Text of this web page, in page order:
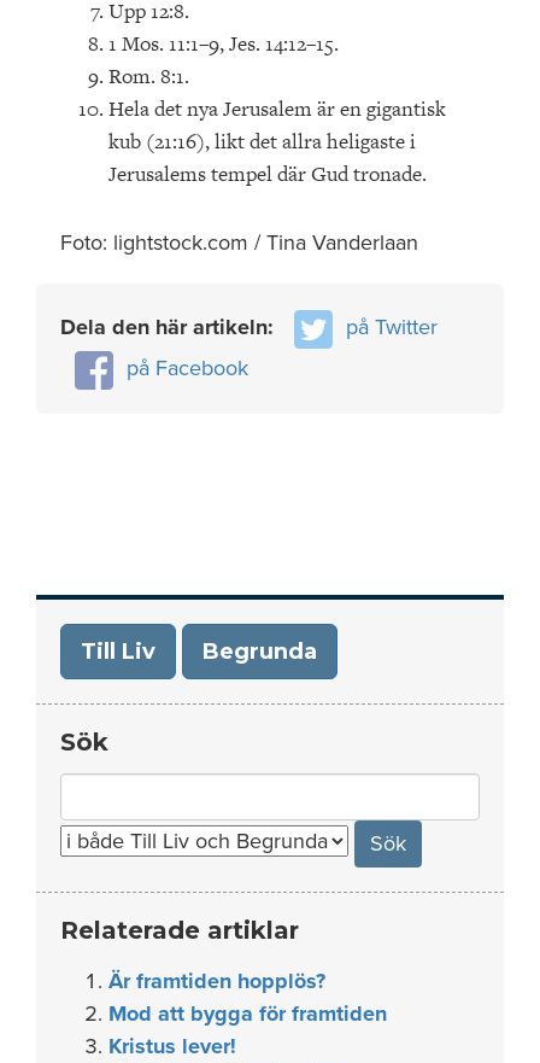
Upp 12:8.
1 Mos. 11:1–9, Jes. 14:12–15.
Rom. 8:1.
Hela det nya Jerusalem är en gigantisk
kub (21:16), likt det allra heligaste i
Jerusalems tempel där Gud tronade.
Foto: lightstock.com / Tina Vanderlaan
Dela den här artikeln:
på Twitter
på Facebook
Till Liv Begrunda
Sök
for:
Relaterade artiklar
Är framtiden hopplös?
Mod att bygga för framtiden
Kristus lever!